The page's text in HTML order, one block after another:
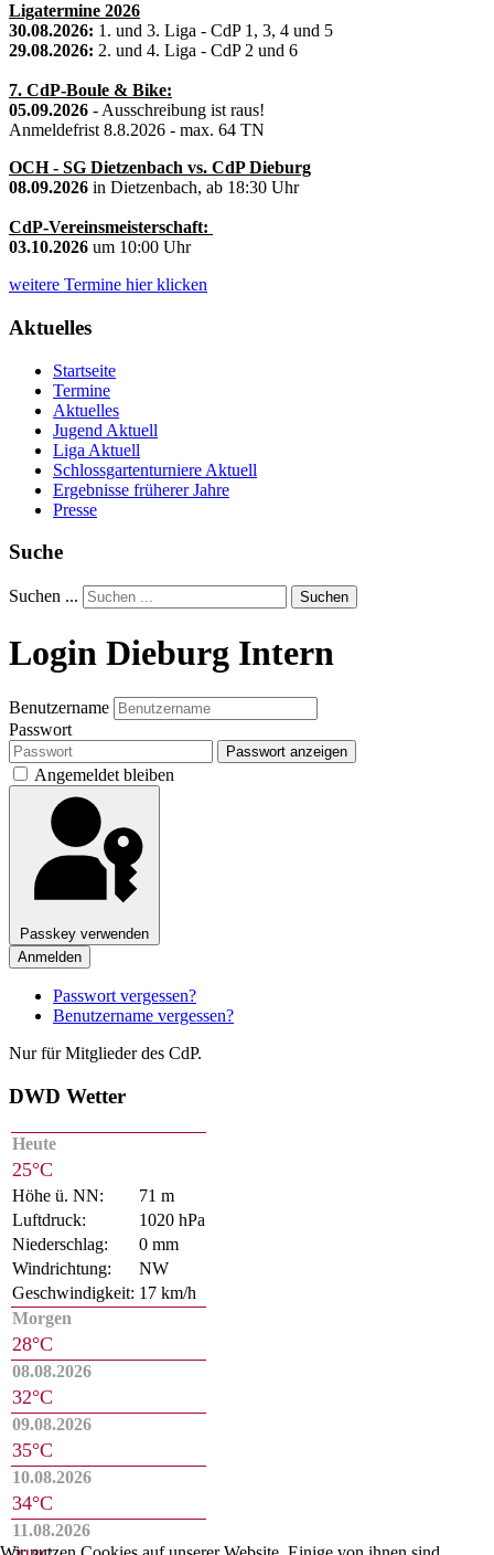
Ligatermine 2026
30.08.2026: 1. und 3. Liga - CdP 1, 3, 4 und 5
29.08.2026: 2. und 4. Liga - CdP 2 und 6
7. CdP-Boule & Bike:
05.09.2026 - Ausschreibung ist raus!
Anmeldefrist 8.8.2026 - max. 64 TN
OCH - SG Dietzenbach vs. CdP Dieburg
08.09.2026 in Dietzenbach, ab 18:30 Uhr
CdP-Vereinsmeisterschaft:
03.10.2026 um 10:00 Uhr
weitere Termine hier klicken
Aktuelles
Startseite
Termine
Aktuelles
Jugend Aktuell
Liga Aktuell
Schlossgartenturniere Aktuell
Ergebnisse früherer Jahre
Presse
Suche
Suchen ... Suchen
Login Dieburg Intern
Benutzername
Passwort
Passwort anzeigen
Angemeldet bleiben
Passkey verwenden
Anmelden
Passwort vergessen?
Benutzername vergessen?
Nur für Mitglieder des CdP.
DWD Wetter
Heute
25°C
Höhe ü. NN:
71 m
Luftdruck:
1020 hPa
Niederschlag:
0 mm
Windrichtung:
NW
Geschwindigkeit: 17 km/h
Morgen
28°C
08.08.2026
32°C
09.08.2026
35°C
10.08.2026
34°C
11.08.2026